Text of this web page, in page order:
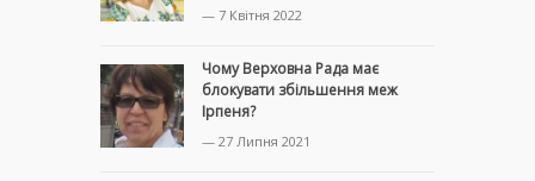
— 7 Квітня 2022
Чому Верховна Рада має
блокувати збільшення меж
Ірпеня?
— 27 Липня 2021